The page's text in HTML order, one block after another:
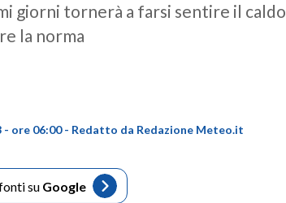
giorni tornerà a farsi sentire il caldo
la norma
- ore 06:00 - Redatto da Redazione Meteo.it
su Google